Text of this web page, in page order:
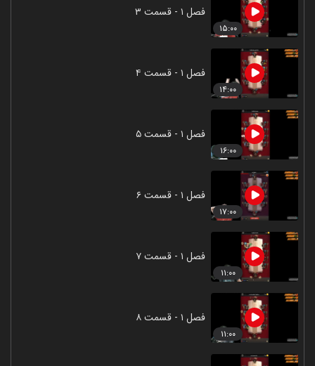
۱۵:۰۰
فصل ۱ - قسمت ۳
۱۴:۰۰
فصل ۱ - قسمت ۴
۱۶:۰۰
فصل ۱ - قسمت ۵
۱۷:۰۰
فصل ۱ - قسمت ۶
۱۱:۰۰
فصل ۱ - قسمت ۷
۱۱:۰۰
فصل ۱ - قسمت ۸